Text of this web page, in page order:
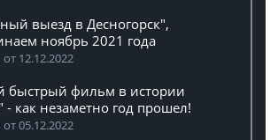
выезд в Десногорск",
ноябрь 2021 года
12.12.2022
быстрый фильм в истории
- как незаметно год прошел!
05.12.2022